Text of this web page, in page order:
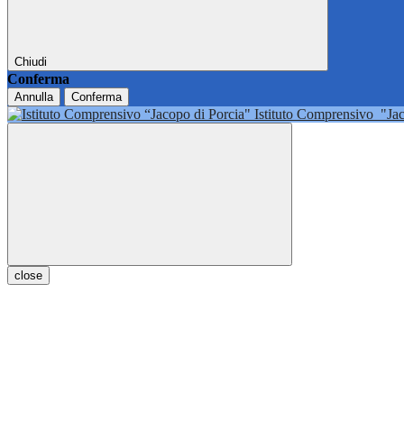
Chiudi
Conferma
Annulla Conferma
Istituto Comprensivo
close